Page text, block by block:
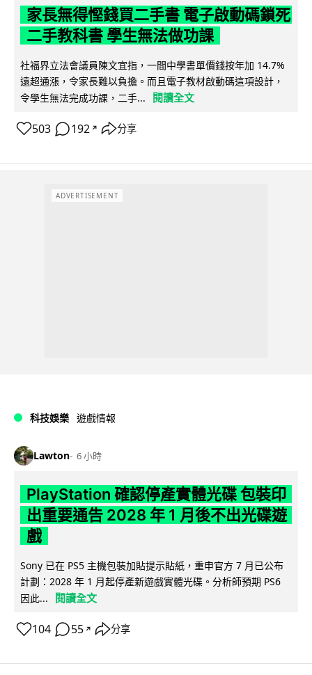
家長無得慳錢買二手書 電子啟動碼鎖死
二手教科書 學生無法做功課
社福界立法會議員陳文宜指，一間中學書單價錢按年加 14.7%
遠超通漲，令家長難以負擔。而且電子教材啟動碼這項設計，
令學生無法完成功課，二手...
閱讀全文
503 192 ↗ 分享
ADVERTISEMENT
科技娛樂 遊戲情報
Lawton 6 小時
PlayStation 確認停產實體光碟 包裝印
出重要通告 2028 年 1 月後不出光碟遊
戲
Sony 已在 PS5 主機包裝加貼提示貼紙，重申官方 7 月已公布
計劃：2028 年 1 月起停產新遊戲實體光碟。分析師預期 PS6
因此...
閱讀全文
104 55 ↗ 分享